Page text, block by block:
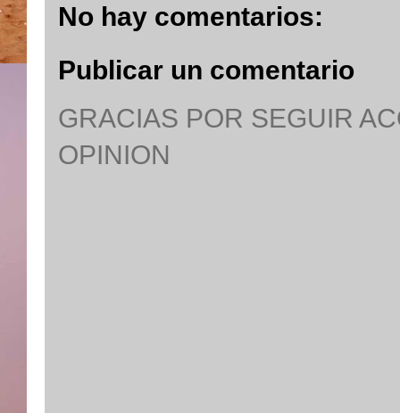
No hay comentarios:
Publicar un comentario
GRACIAS POR SEGUIR
OPINION